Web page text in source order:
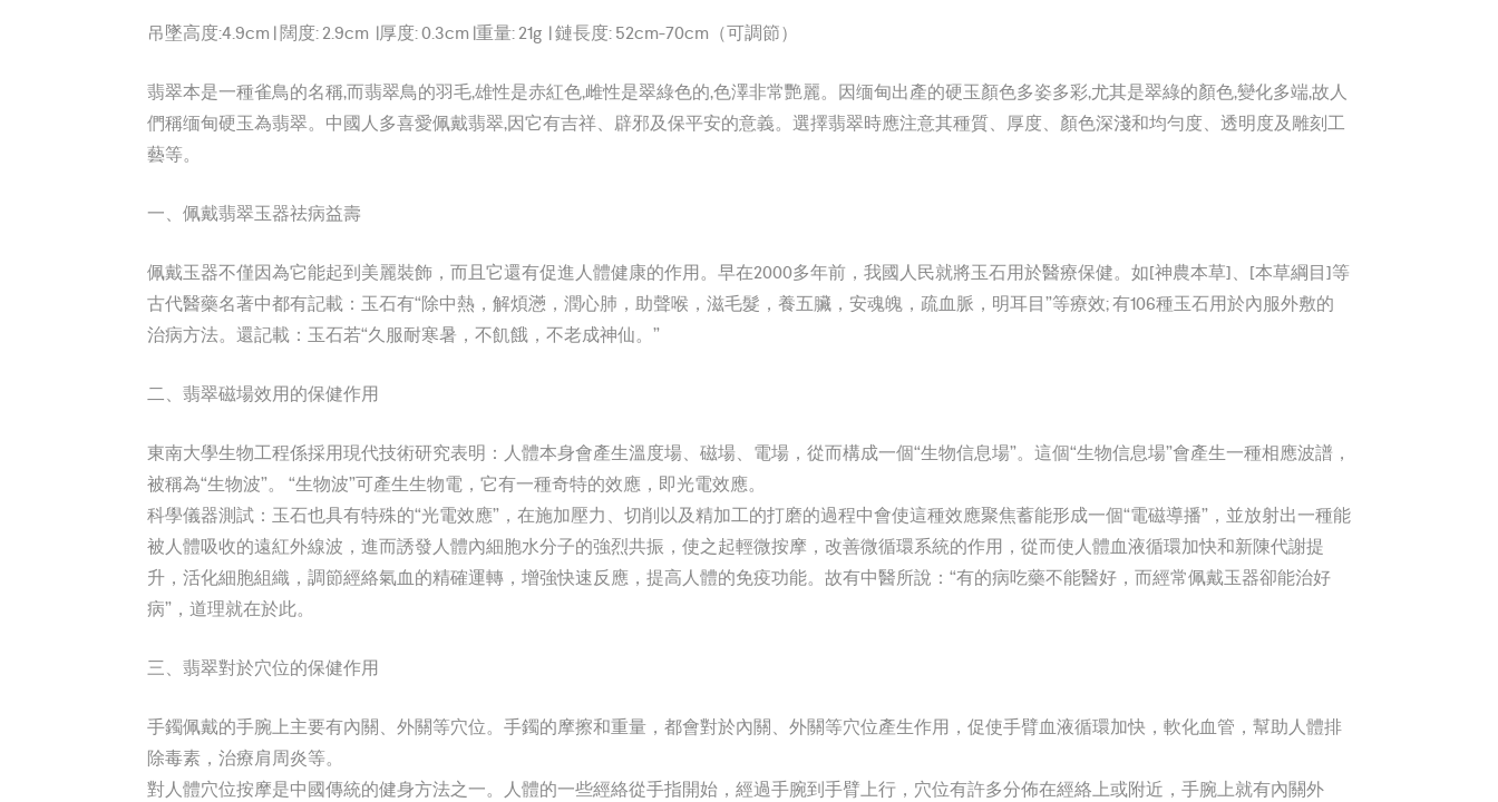
吊墜高度:4.9cm |闊度: 2.9cm |厚度: 0.3cm |重量: 21g |鏈長度: 52cm-70cm （可調節）
翡翠本是一種雀鳥的名稱,而翡翠鳥的羽毛,雄性是赤紅色,雌性是翠綠色的,色澤非常艷麗。因缅甸出產的硬玉顏色多姿多彩,尤其是翠綠的顏色,變化多端,故人
們稱缅甸硬玉為翡翠。中國人多喜愛佩戴翡翠,因它有吉祥、辟邪及保平安的意義。選擇翡翠時應注意其種質、厚度、顏色深淺和均勻度、透明度及雕刻工
藝等。
一、佩戴翡翠玉器祛病益壽
佩戴玉器不僅因為它能起到美麗裝飾，而且它還有促進人體健康的作用。早在2000多年前，我國人民就將玉石用於醫療保健。如[神農本草]、[本草綱目]等
古代醫藥名著中都有記載：玉石有“除中熱，解煩懣，潤心肺，助聲喉，滋毛髮，養五臟，安魂魄，疏血脈，明耳目”等療效; 有106種玉石用於內服外敷的
治病方法。還記載：玉石若“久服耐寒暑，不飢餓，不老成神仙。”
二、翡翠磁場效用的保健作用
東南大學生物工程係採用現代技術研究表明：人體本身會產生溫度場、磁場、電場，從而構成一個“生物信息場”。這個“生物信息場”會產生一種相應波譜，
被稱為“生物波”。 “生物波”可產生生物電，它有一種奇特的效應，即光電效應。
科學儀器測試：玉石也具有特殊的“光電效應”，在施加壓力、切削以及精加工的打磨的過程中會使這種效應聚焦蓄能形成一個“電磁導播”，並放射出一種能
被人體吸收的遠紅外線波，進而誘發人體內細胞水分子的強烈共振，使之起輕微按摩，改善微循環系統的作用，從而使人體血液循環加快和新陳代謝提
升，活化細胞組織，調節經絡氣血的精確運轉，增強快速反應，提高人體的免疫功能。故有中醫所說：“有的病吃藥不能醫好，而經常佩戴玉器卻能治好
病”，道理就在於此。
三、翡翠對於穴位的保健作用
手鐲佩戴的手腕上主要有內關、外關等穴位。手鐲的摩擦和重量，都會對於內關、外關等穴位產生作用，促使手臂血液循環加快，軟化血管，幫助人體排
除毒素，治療肩周炎等。
對人體穴位按摩是中國傳統的健身方法之一。人體的一些經絡從手指開始，經過手腕到手臂上行，穴位有許多分佈在經絡上或附近，手腕上就有內關外